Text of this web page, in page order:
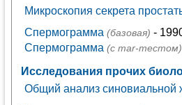
Микроскопия секрета
Спермограмма (базовая) -
Спермограмма (с mar-тестом)
Исследования прочих
Общий анализ синовиальной